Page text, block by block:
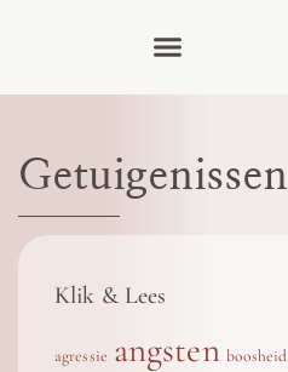
Getuigenissen
Klik & Lees
agressie angsten boosheid